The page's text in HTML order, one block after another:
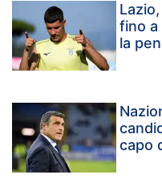
fino a
la
capo